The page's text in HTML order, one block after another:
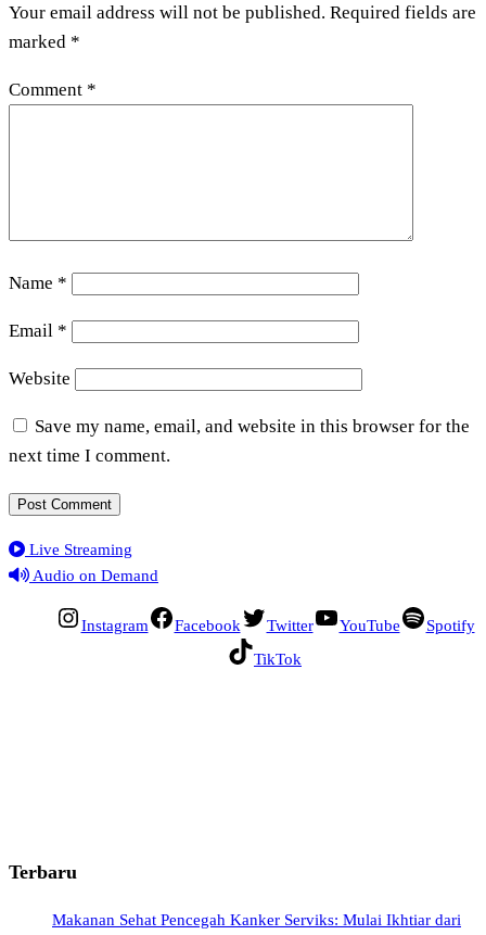
Your email address will not be published. Required fields are
marked *
Comment *
Name *
Email *
Website
Save my name, email, and website in this browser for the
next time I comment.
Live Streaming
Audio on Demand
Instagram Facebook Twitter YouTube
Spotify
TikTok
Terbaru
Makanan Sehat Pencegah Kanker Serviks: Mulai Ikhtiar dari